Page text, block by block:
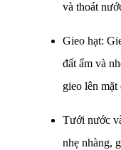
và thoát
Gieo hạt:
đất ẩm và
gieo lên
Tưới nước
nhẹ nhàng,